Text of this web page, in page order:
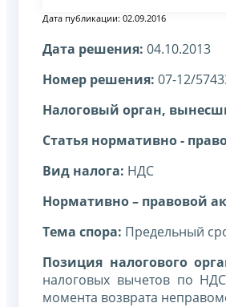
Дата публикации: 02.09.2016
Дата решения: 04.10.2013
Номер решения: 07-12/
Налоговый орган,
Статья нормативно -
Вид налога: НДС
Нормативно – правовой
Тема спора: Предельный
Позиция налогового
налоговых вычетов по
момента возврата